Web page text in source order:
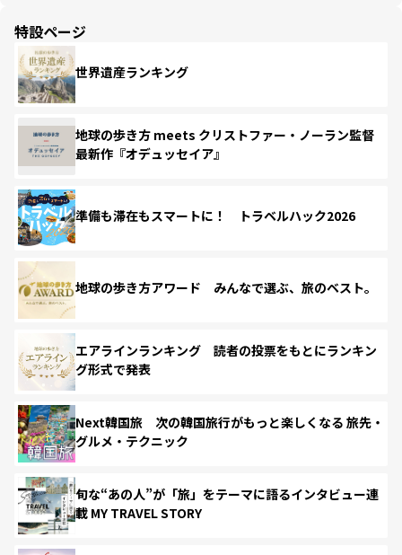
特設ページ
世界遺産ランキング
地球の歩き方 meets クリストファー・ノーラン監督
最新作『オデュッセイア』
準備も滞在もスマートに！ トラベルハック2026
地球の歩き方アワード みんなで選ぶ、旅のベスト。
エアラインランキング 読者の投票をもとにランキン
グ形式で発表
Next韓国旅 次の韓国旅行がもっと楽しくなる 旅先・
グルメ・テクニック
旬な“あの人”が「旅」をテーマに語るインタビュー連
載 MY TRAVEL STORY